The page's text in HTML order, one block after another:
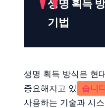
생명 획득
기법
생명 획득 방식은 현
중요해지고 있
습니
사용하는 기술과 시